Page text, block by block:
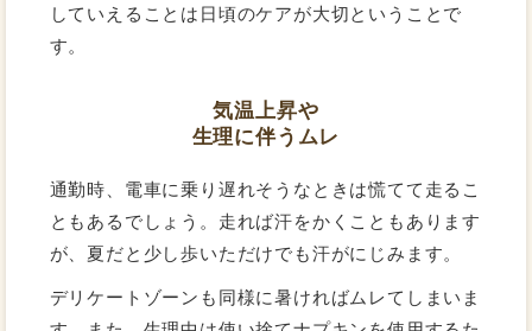
していえることは日頃のケアが大切ということで
す。
気温上昇や
生理に伴うムレ
通勤時、電車に乗り遅れそうなときは慌てて走るこ
ともあるでしょう。走れば汗をかくこともあります
が、夏だと少し歩いただけでも汗がにじみます。
デリケートゾーンも同様に暑ければムレてしまいま